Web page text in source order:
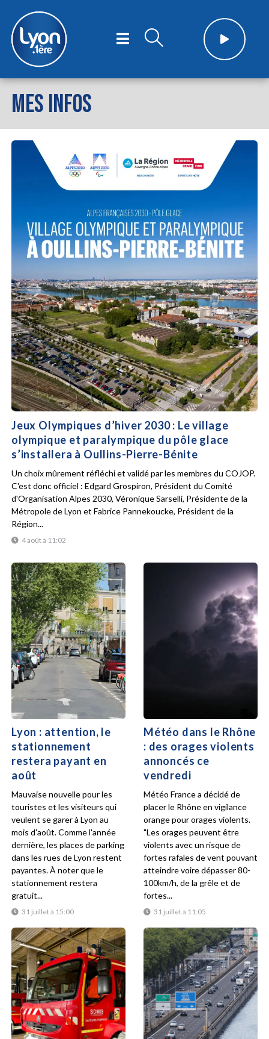
MES INFOS
Jeux Olympiques d’hiver 2030 : Le village
olympique et paralympique du pôle glace
s’installera à Oullins-Pierre-Bénite
4 août à 11:02
Un choix mûrement réfléchi et validé par les membres du COJOP.
C'est donc officiel : Edgard Grospiron, Président du Comité
d'Organisation Alpes 2030, Véronique Sarselli, Présidente de la
Métropole de Lyon et Fabrice Pannekoucke, Président de la
Région...
Lyon : attention, le
stationnement
restera payant en
août
31 juillet à 15:00
Mauvaise nouvelle pour les
touristes et les visiteurs qui
veulent se garer à Lyon au
mois d'août. Comme l'année
dernière, les places de parking
dans les rues de Lyon restent
payantes. À noter que le
stationnement restera
gratuit...
Météo dans le Rhône
: des orages violents
annoncés ce
vendredi
31 juillet à 11:05
Météo France a décidé de
placer le Rhône en vigilance
orange pour orages violents.
"Les orages peuvent être
violents avec un risque de
fortes rafales de vent pouvant
atteindre voire dépasser 80-
100km/h, de la grêle et de
fortes...